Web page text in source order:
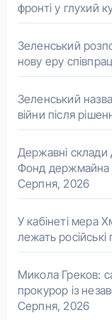
фронті у глухий
Зеленський
нову еру
Зеленський
війни після
Державні склади
Фонд держмайна
Серпня, 2026
У кабінеті мера
лежать
Микола Греков:
прокурор із
Серпня, 2026